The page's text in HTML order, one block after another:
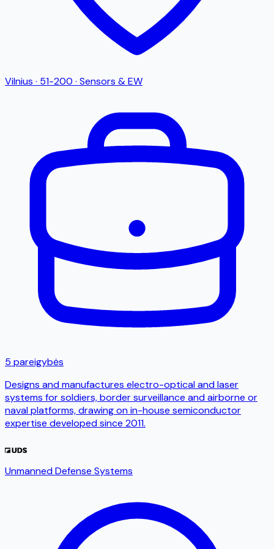
Vilnius · 51-200 · Sensors & EW
5 pareigybės
Designs and manufactures electro-optical and laser
systems for soldiers, border surveillance and airborne or
naval platforms, drawing on in-house semiconductor
expertise developed since 2011.
Unmanned Defense Systems